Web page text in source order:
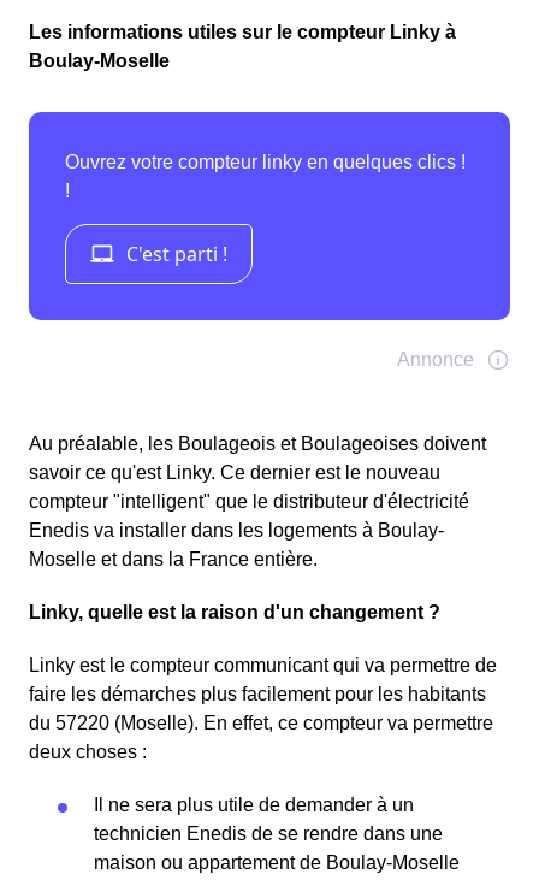
Les informations utiles sur le compteur Linky à
Boulay-Moselle
Au préalable, les Boulageois et Boulageoises doivent
savoir ce qu'est Linky. Ce dernier est le nouveau
compteur "intelligent" que le distributeur d'électricité
Enedis va installer dans les logements à Boulay-
Moselle et dans la France entière.
Linky, quelle est la raison d'un changement ?
Linky est le compteur communicant qui va permettre de
faire les démarches plus facilement pour les habitants
du 57220 (Moselle). En effet, ce compteur va permettre
deux choses :
Il ne sera plus utile de demander à un
technicien Enedis de se rendre dans une
maison ou appartement de Boulay-Moselle